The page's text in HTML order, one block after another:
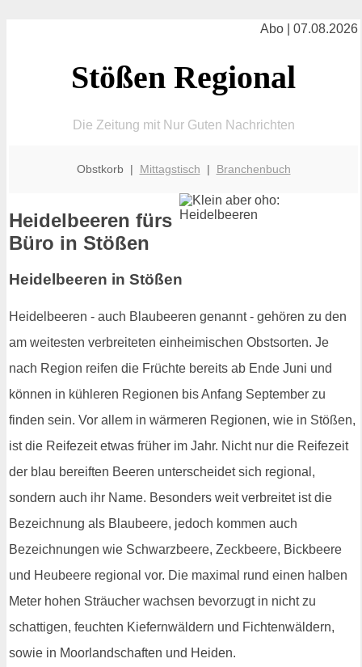
Abo | 07.08.2026
Stößen Regional
Die Zeitung mit Nur Guten Nachrichten
Obstkorb | Mittagstisch | Branchenbuch
Heidelbeeren fürs
Büro in Stößen
Heidelbeeren in Stößen
Heidelbeeren - auch Blaubeeren genannt - gehören zu den
am weitesten verbreiteten einheimischen Obstsorten. Je
nach Region reifen die Früchte bereits ab Ende Juni und
können in kühleren Regionen bis Anfang September zu
finden sein. Vor allem in wärmeren Regionen, wie in Stößen,
ist die Reifezeit etwas früher im Jahr. Nicht nur die Reifezeit
der blau bereiften Beeren unterscheidet sich regional,
sondern auch ihr Name. Besonders weit verbreitet ist die
Bezeichnung als Blaubeere, jedoch kommen auch
Bezeichnungen wie Schwarzbeere, Zeckbeere, Bickbeere
und Heubeere regional vor. Die maximal rund einen halben
Meter hohen Sträucher wachsen bevorzugt in nicht zu
schattigen, feuchten Kiefernwäldern und Fichtenwäldern,
sowie in Moorlandschaften und Heiden.